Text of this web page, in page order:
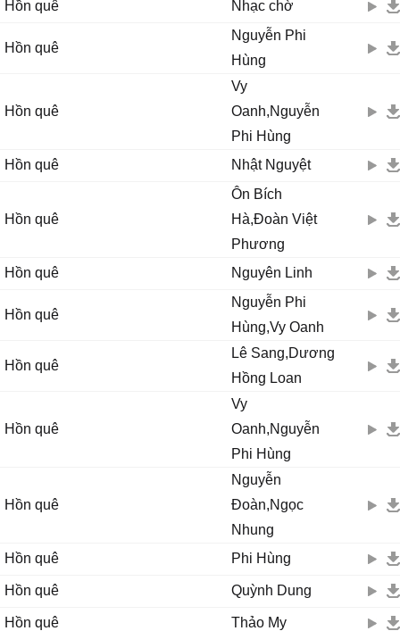
Ta hãy đong cho thật tràn
Ta hãy đong cho thật tràn
Hồn quê Nhạc chờ
Hồn quê
Nguyễn Phi
Hùng
Hồn quê
Vy
Oanh,Nguyễn
Phi Hùng
Hồn quê
Nhật Nguyệt
Hồn quê
Ôn Bích
Hà,Đoàn Việt
Phương
Hồn quê
Nguyên Linh
Hồn quê
Nguyễn Phi
Hùng,Vy Oanh
Hồn quê
Lê Sang,Dương
Hồng Loan
Hồn quê
Vy
Oanh,Nguyễn
Phi Hùng
Hồn quê
Nguyễn
Đoàn,Ngọc
Nhung
Hồn quê
Phi Hùng
Hồn quê Quỳnh Dung
Hồn quê Thảo My